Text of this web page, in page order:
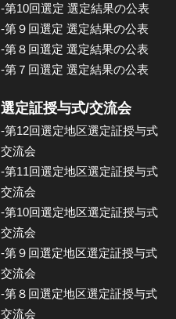
-第10回選定 選定結果の公表
-第９回選定 選定結果の公表
-第８回選定 選定結果の公表
-第７回選定 選定結果の公表
選定証授与式/交流会
-第12回選定地区選定証授与式
交流会
-第11回選定地区選定証授与式
交流会
-第10回選定地区選定証授与式
交流会
-第９回選定地区選定証授与式
交流会
-第８回選定地区選定証授与式
交流会